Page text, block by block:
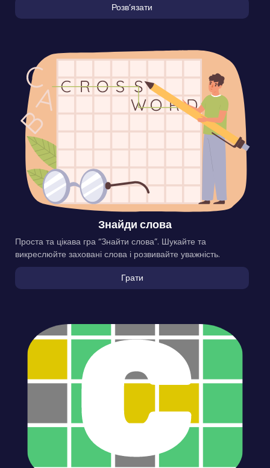
Розвʼязати
Знайди слова
Проста та цікава гра “Знайти слова”. Шукайте та
викреслюйте заховані слова і розвивайте уважність.
Грати